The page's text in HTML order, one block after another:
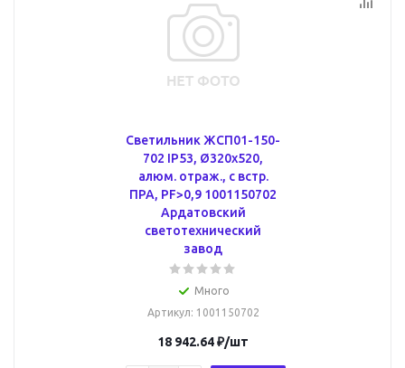
Светильник ЖСП01-150-
702 IP53, Ø320х520,
алюм. отраж., с встр.
ПРА, PF>0,9 1001150702
Ардатовский
светотехнический
завод
Много
Артикул: 1001150702
18 942.64₽/шт